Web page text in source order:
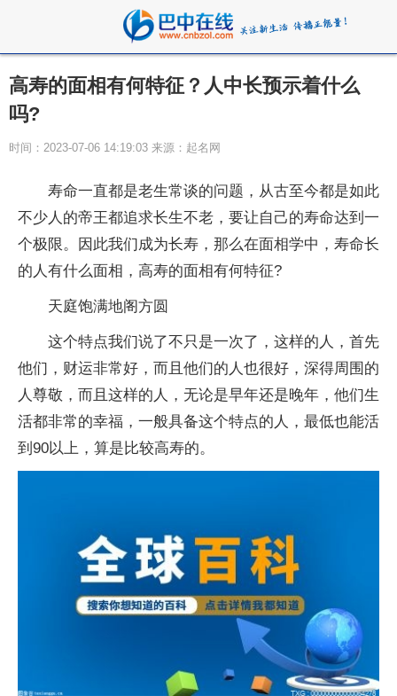
高寿的面相有何特征？人中长预示着什么
吗?
时间：2023-07-06 14:19:03 来源：起名网
寿命一直都是老生常谈的问题，从古至今都是如此
不少人的帝王都追求长生不老，要让自己的寿命达到一
个极限。因此我们成为长寿，那么在面相学中，寿命长
的人有什么面相，高寿的面相有何特征?
天庭饱满地阁方圆
这个特点我们说了不只是一次了，这样的人，首先
他们，财运非常好，而且他们的人也很好，深得周围的
人尊敬，而且这样的人，无论是早年还是晚年，他们生
活都非常的幸福，一般具备这个特点的人，最低也能活
到90以上，算是比较高寿的。